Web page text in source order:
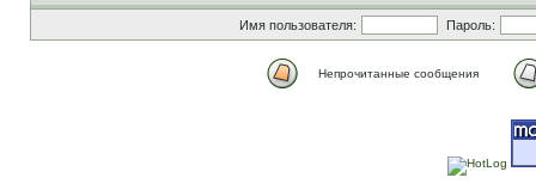
Имя пользователя: Пароль:
Непрочитанные сообщения